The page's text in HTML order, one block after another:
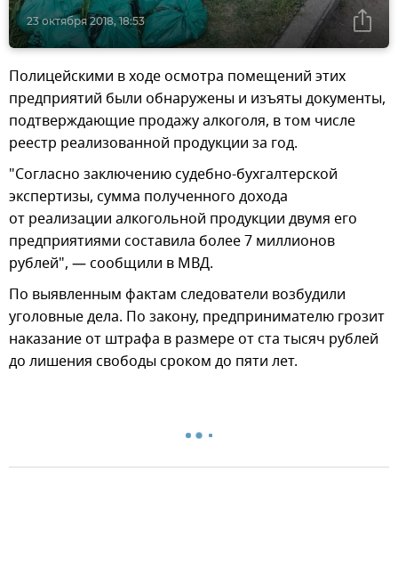
23 октября 2018, 18:53
Полицейскими в ходе осмотра помещений этих
предприятий были обнаружены и изъяты документы,
подтверждающие продажу алкоголя, в том числе
реестр реализованной продукции за год.
"Согласно заключению судебно-бухгалтерской
экспертизы, сумма полученного дохода
от реализации алкогольной продукции двумя его
предприятиями составила более 7 миллионов
рублей", — сообщили в МВД.
По выявленным фактам следователи возбудили
уголовные дела. По закону, предпринимателю грозит
наказание от штрафа в размере от ста тысяч рублей
до лишения свободы сроком до пяти лет.